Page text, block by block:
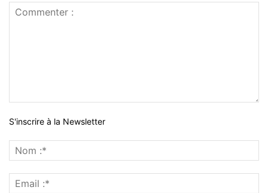
S'inscrire à la Newsletter